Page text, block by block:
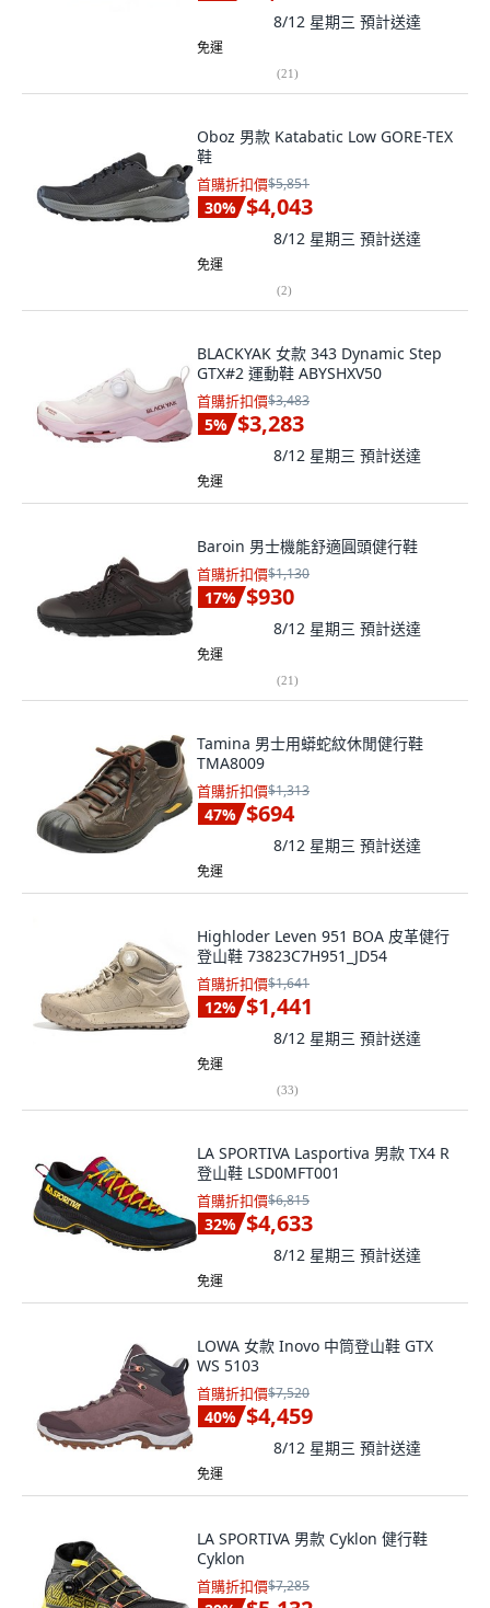
8/12 星期三 預計送達
免運
(21)
Oboz 男款 Katabatic Low GORE-TEX
鞋
首購折扣價$5,851
30% $4,043
8/12 星期三 預計送達
免運
(2)
BLACKYAK 女款 343 Dynamic Step
GTX#2 運動鞋 ABYSHXV50
首購折扣價$3,483
5% $3,283
8/12 星期三 預計送達
免運
Baroin 男士機能舒適圓頭健行鞋
首購折扣價$1,130
17% $930
8/12 星期三 預計送達
免運
(21)
Tamina 男士用蟒蛇紋休閒健行鞋
TMA8009
首購折扣價$1,313
47% $694
8/12 星期三 預計送達
免運
Highloder Leven 951 BOA 皮革健行
登山鞋 73823C7H951_JD54
首購折扣價$1,641
12% $1,441
8/12 星期三 預計送達
免運
(33)
LA SPORTIVA Lasportiva 男款 TX4 R
登山鞋 LSD0MFT001
首購折扣價$6,815
32% $4,633
8/12 星期三 預計送達
免運
LOWA 女款 Inovo 中筒登山鞋 GTX
WS 5103
首購折扣價$7,520
40% $4,459
8/12 星期三 預計送達
免運
LA SPORTIVA 男款 Cyklon 健行鞋
Cyklon
首購折扣價$7,285